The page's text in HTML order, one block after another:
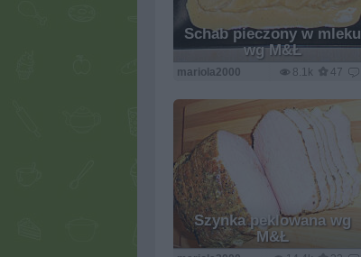
Schab pieczony w mleku
wg M&Ł
8.1k 47
mariola2000
Szynka peklowana wg
M&Ł